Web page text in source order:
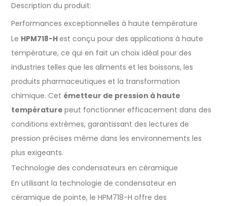
Description du produit:
Performances exceptionnelles à haute température
Le HPM718-Hest conçu pour des applications à haute
température, ce qui en fait un choix idéal pour des
industries telles que les aliments et les boissons, les
produits pharmaceutiques et la transformation
chimique. Cet émetteur de pression à haute
température peut fonctionner efficacement dans des
conditions extrêmes, garantissant des lectures de
pression précises même dans les environnements les
plus exigeants.
Technologie des condensateurs en céramique
En utilisant la technologie de condensateur en
céramique de pointe, le HPM718-H offre des